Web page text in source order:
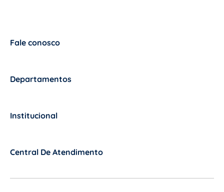
Fale conosco
Departamentos
Institucional
Central De Atendimento